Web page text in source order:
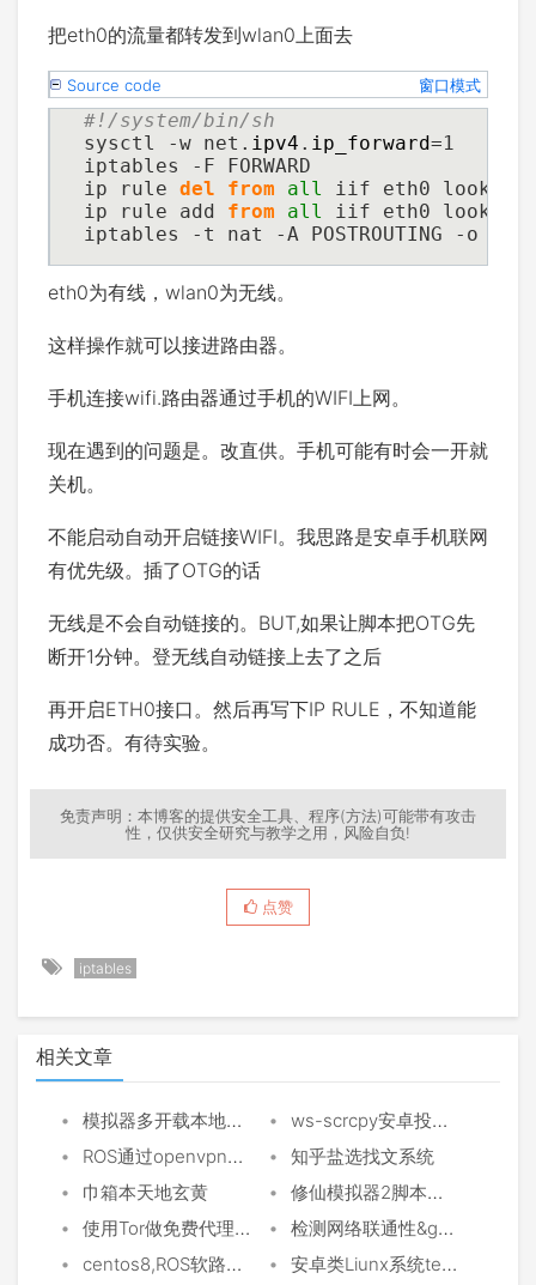
把eth0的流量都转发到wlan0上面去
Source code 窗口模式
#!/system/bin/sh
sysctl -w net. ipv4 . ip_forward=1
iptables -F FORWARD
ip rule del from all
iif eth0 lookup
ip rule add from all
iif eth0 lookup
iptables -t nat -A POSTROUTING -o wlan0
eth0为有线，wlan0为无线。
这样操作就可以接进路由器。
手机连接wifi.路由器通过手机的WIFI上网。
现在遇到的问题是。改直供。手机可能有时会一开就
关机。
不能启动自动开启链接WIFI。我思路是安卓手机联网
有优先级。插了OTG的话
无线是不会自动链接的。BUT,如果让脚本把OTG先
断开1分钟。登无线自动链接上去了之后
再开启ETH0接口。然后再写下IP RULE，不知道能
成功否。有待实验。
免责声明：本博客的提供安全工具、程序(方法)可能带有攻击
性，仅供安全研究与教学之用，风险自负!
点赞
iptables
相关文章
• 模拟器多开载本地磁盘更新提速 • ws-scrcpy安卓投屏利器
• ROS通过openvpn指定路由策略固定游戏IP • 知乎盐选找文系统
• 巾箱本天地玄黄 • 修仙模拟器2脚本设置教程
• 使用Tor做免费代理池 • 检测网络联通性&generate_204服务汇总与评测
• centos8,ROS软路由PPTP出转SCOKS5流量 • 安卓类Liunx系统termux玩法